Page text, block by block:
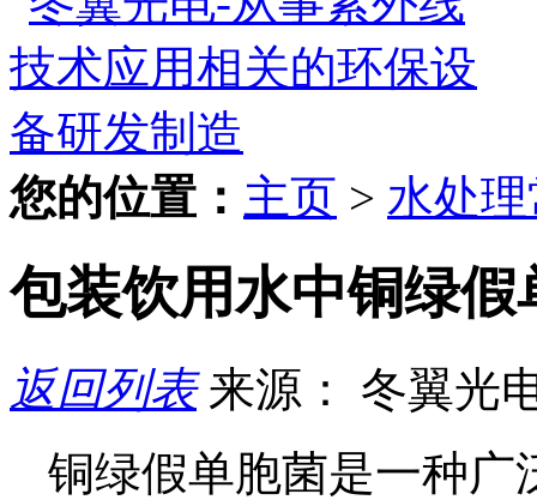
您的位置： 主页 > 水处
包装饮用水中铜绿
返回列表 来源： 冬翼光
铜绿假单胞菌是一种广